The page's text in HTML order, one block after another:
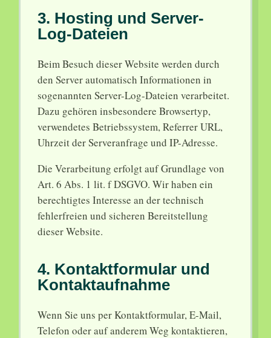
3. Hosting und Server-
Log-Dateien
Beim Besuch dieser Website werden durch
den Server automatisch Informationen in
sogenannten Server-Log-Dateien verarbeitet.
Dazu gehören insbesondere Browsertyp,
verwendetes Betriebssystem, Referrer URL,
Uhrzeit der Serveranfrage und IP-Adresse.
Die Verarbeitung erfolgt auf Grundlage von
Art. 6 Abs. 1 lit. f DSGVO. Wir haben ein
berechtigtes Interesse an der technisch
fehlerfreien und sicheren Bereitstellung
dieser Website.
4. Kontaktformular und
Kontaktaufnahme
Wenn Sie uns per Kontaktformular, E-Mail,
Telefon oder auf anderem Weg kontaktieren,